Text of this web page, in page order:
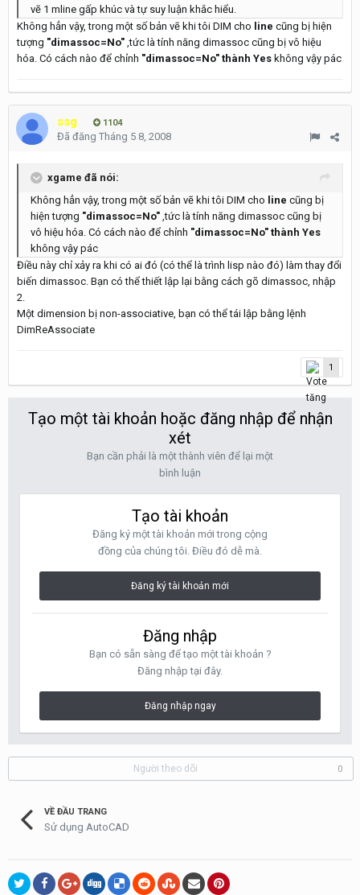
vẽ 1 mline gấp khúc và tự suy luận khắc hiểu.
Không hẳn vậy, trong một số bản vẽ khi tôi DIM cho line cũng bị hiện
tượng "dimassoc=No" ,tức là tính năng dimassoc cũng bị vô hiệu
hóa. Có cách nào để chỉnh "dimassoc=No" thành Yes không vậy pác
ssg 1104
Đã đăng Tháng 5 8, 2008
xgame đã nói:
Không hẳn vậy, trong một số bản vẽ khi tôi DIM cho line cũng bị
hiện tượng "dimassoc=No" ,tức là tính năng dimassoc cũng bị
vô hiệu hóa. Có cách nào để chỉnh "dimassoc=No" thành Yes
không vậy pác
Điều này chỉ xảy ra khi có ai đó (có thể là trình lisp nào đó) làm thay đổi
biến dimassoc. Bạn có thể thiết lập lại bằng cách gõ dimassoc, nhập
2.
Một dimension bị non-associative, bạn có thể tái lập bằng lệnh
DimReAssociate
1
Tạo một tài khoản hoặc đăng nhập để nhận
xét
Bạn cần phải là một thành viên để lại một
bình luận
Tạo tài khoản
Đăng ký một tài khoản mới trong cộng
đồng của chúng tôi. Điều đó dễ mà.
Đăng ký tài khoản mới
Đăng nhập
Bạn có sẵn sàng để tạo một tài khoản ?
Đăng nhập tại đây.
Đăng nhập ngay
Người theo dõi 0
VỀ ĐẦU TRANG
Sử dụng AutoCAD